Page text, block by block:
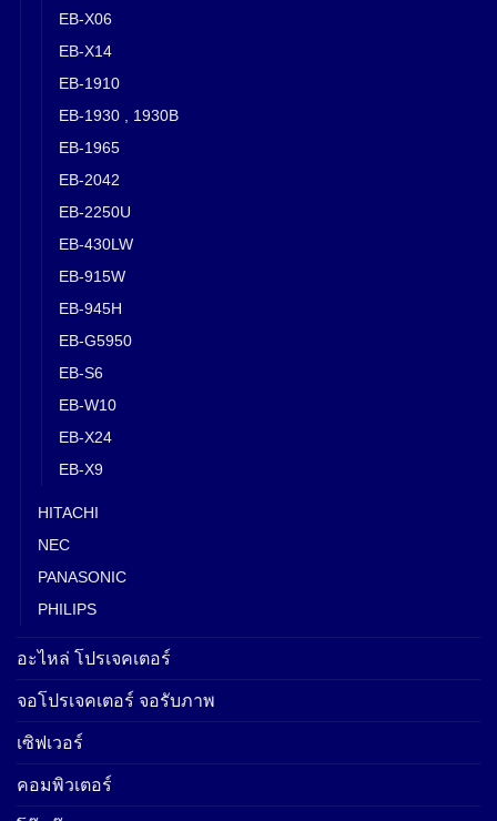
EB-X06
EB-X14
EB-1910
EB-1930 , 1930B
EB-1965
EB-2042
EB-2250U
EB-430LW
EB-915W
EB-945H
EB-G5950
EB-S6
EB-W10
EB-X24
EB-X9
HITACHI
NEC
PANASONIC
PHILIPS
อะไหล่ โปรเจคเตอร์
จอโปรเจคเตอร์ จอรับภาพ
เซิฟเวอร์
คอมพิวเตอร์